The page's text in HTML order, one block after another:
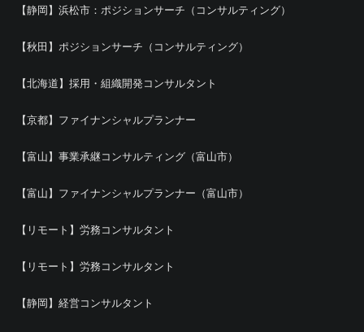
【静岡】浜松市：ポジションサーチ（コンサルティング）
【秋田】ポジションサーチ（コンサルティング）
【北海道】採用・組織開発コンサルタント
【京都】ファイナンシャルプランナー
【富山】事業承継コンサルティング（富山市）
【富山】ファイナンシャルプランナー（富山市）
【リモート】労務コンサルタント
【リモート】労務コンサルタント
【静岡】経営コンサルタント